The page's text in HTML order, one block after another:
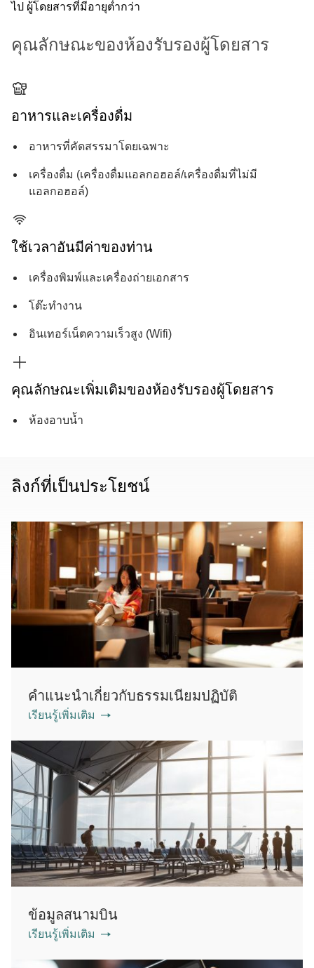
ไป ผู้โดยสารที่มีอายุต่ำกว่า
คุณลักษณะของห้องรับรองผู้โดยสาร
อาหารและเครื่องดื่ม
อาหารที่คัดสรรมาโดยเฉพาะ
เครื่องดื่ม (เครื่องดื่มแอลกอฮอล์/เครื่องดื่มที่ไม่มี
แอลกอฮอล์)
ใช้เวลาอันมีค่าของท่าน
เครื่องพิมพ์และเครื่องถ่ายเอกสาร
โต๊ะทำงาน
อินเทอร์เน็ตความเร็วสูง (Wifi)
คุณลักษณะเพิ่มเติมของห้องรับรองผู้โดยสาร
ห้องอาบน้ำ
ลิงก์ที่เป็นประโยชน์
คำแนะนำเกี่ยวกับธรรมเนียมปฏิบัติ
เรียนรู้เพิ่มเติม
ข้อมูลสนามบิน
เรียนรู้เพิ่มเติม